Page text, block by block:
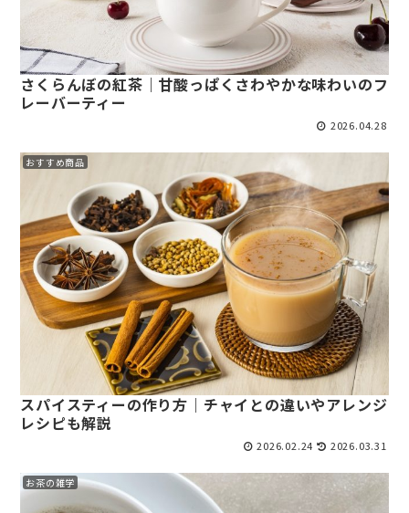
さくらんぼの紅茶｜甘酸っぱくさわやかな味わいのフ
レーバーティー
2026.04.28
おすすめ商品
スパイスティーの作り方｜チャイとの違いやアレンジ
レシピも解説
2026.02.24 2026.03.31
お茶の雑学